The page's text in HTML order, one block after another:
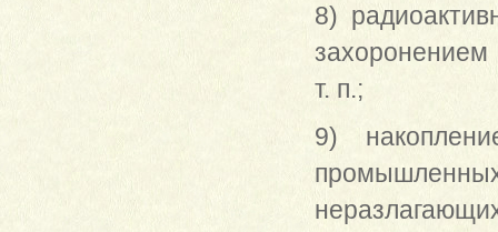
8)
захоронением
т. п.;
9)